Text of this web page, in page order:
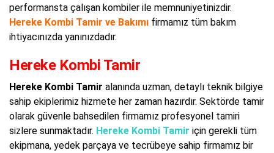
performansta çalışan kombiler ile memnuniyetinizdir.
Hereke Kombi Tamir ve Bakımı firmamız tüm bakım
ihtiyacınızda yanınızdadır.
Hereke Kombi Tamir
Hereke Kombi Tamir alanında uzman, detaylı teknik bilgiye
sahip ekiplerimiz hizmete her zaman hazırdır. Sektörde tamir
olarak güvenle bahsedilen firmamız profesyonel tamiri
sizlere sunmaktadır. Hereke Kombi Tamir için gerekli tüm
ekipmana, yedek parçaya ve tecrübeye sahip firmamız bir